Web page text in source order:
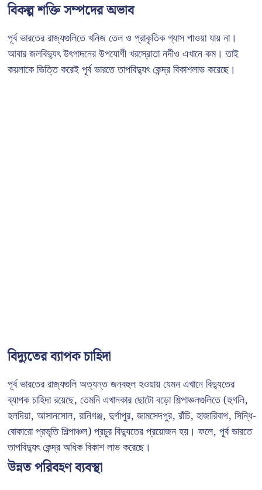
বিকল্প শক্তি সম্পদের অভাব
পূর্ব ভারতের রাজ্যগুলিতে খনিজ তেল ও প্রাকৃতিক গ্যাস পাওয়া যায় না।
আবার জলবিদ্যুৎ উৎপাদনের উপযোগী খরস্রোতা নদীও এখানে কম। তাই
কয়লাকে ভিত্তি করেই পূর্ব ভারতে তাপবিদ্যুৎ কেন্দ্র বিকাশলাভ করেছে।
বিদ্যুতের ব্যাপক চাহিদা
পূর্ব ভারতের রাজ্যগুলি অত্যন্ত জনবহুল হওয়ায় যেমন এখানে বিদ্যুতের
ব্যাপক চাহিদা রয়েছে, তেমনি এখানকার ছোটো বড়ো শিল্পাঞ্চলগুলিতে (হুগলি,
হলদিয়া, আসানসোল, রানিগঞ্জ, দুর্গাপুর, জামসেদপুর, রাঁচি, হাজারিবাগ, সিন্ধি-
বোকারো প্রভৃতি শিল্পাঞ্চল) প্রচুর বিদ্যুতের প্রয়োজন হয়। ফলে, পূর্ব ভারতে
তাপবিদ্যুৎ কেন্দ্র অধিক বিকাশ লাভ করেছে।
উন্নত পরিবহণ ব্যবস্থা